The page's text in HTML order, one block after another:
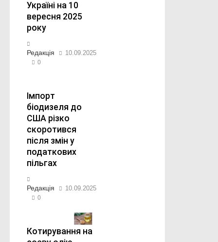
Україні на 10
вересня 2025
року
Редакція 10.09.2025
0
Імпорт
біодизеля до
США різко
скоротився
після змін у
податкових
пільгах
Редакція 10.09.2025
0
Котирування на